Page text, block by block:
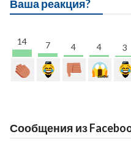
Ваша реакция?
14 7 4 4 3
Сообщения из